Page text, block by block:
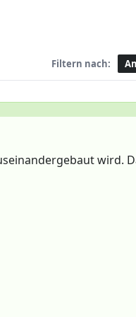
Filtern nach:
wird.